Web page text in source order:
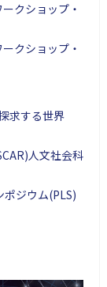
ークショップ・
ークショップ・
求する世界
人文社会科
ジウム(PLS)